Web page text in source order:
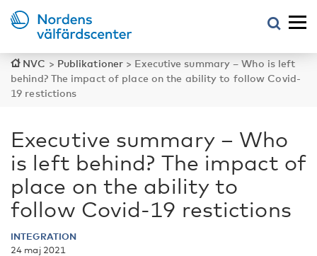
NVC > Publikationer > Executive summary – Who is left
behind? The impact of place on the ability to follow Covid-
19 restictions
Executive summary – Who
is left behind? The impact of
place on the ability to
follow Covid-19 restictions
INTEGRATION
24 maj 2021